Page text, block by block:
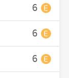
6
6
6